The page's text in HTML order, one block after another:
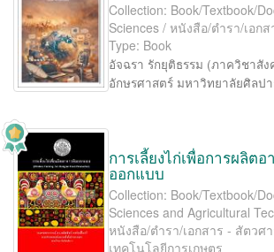
Collection: Book/Textbook/
Sciences / หนังสือ/ตำรา/เอก
Type: Book
อัจฉรา รักยุติธรรม (ภาควิชาสั
อักษรศาสตร์ มหาวิทยาลัยศิลป
การเลี้ยงไก่เพื่อการผลิตอ
ออกแบบ
Collection: Book/Textbook/
Sciences and Agricultural
หนังสือ/ตำรา/เอกสาร - สัตวศ
เทคโนโลยีการเกษตร